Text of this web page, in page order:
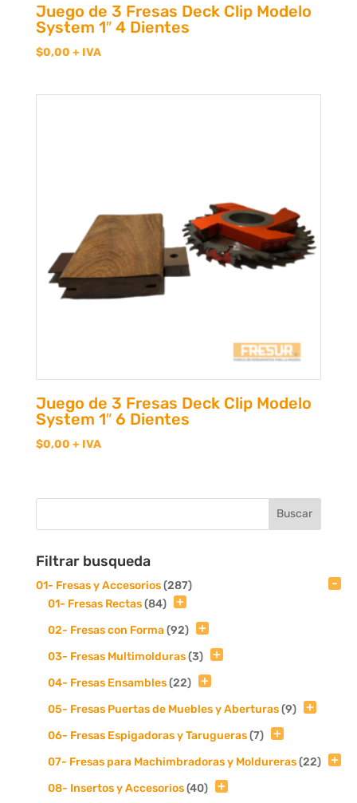
Juego de 3 Fresas Deck Clip Modelo
System 1″ 4 Dientes
$0,00 + IVA
Juego de 3 Fresas Deck Clip Modelo
System 1″ 6 Dientes
$0,00 + IVA
Filtrar busqueda
01- Fresas y Accesorios(287)
01- Fresas Rectas(84)
02- Fresas con Forma(92)
03- Fresas Multimolduras(3)
04- Fresas Ensambles(22)
05- Fresas Puertas de Muebles y Aberturas(9)
06- Fresas Espigadoras y Tarugueras(7)
07- Fresas para Machimbradoras y Moldureras(22)
08- Insertos y Accesorios(40)